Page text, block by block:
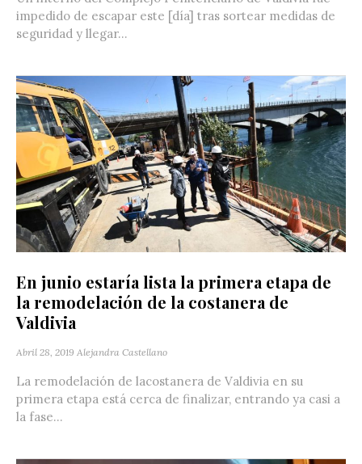
impedido de escapar este [día] tras sortear medidas de
seguridad y llegar...
En junio estaría lista la primera etapa de
la remodelación de la costanera de
Valdivia
Abril 28, 2019 Alejandra Castellano
La remodelación de lacostanera de Valdivia en su
primera etapa está cerca de finalizar, entrando ya casi a
la fase...